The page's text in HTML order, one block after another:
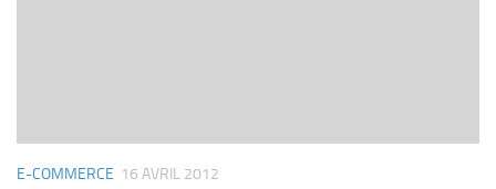
E-COMMERCE 16 AVRIL 2012